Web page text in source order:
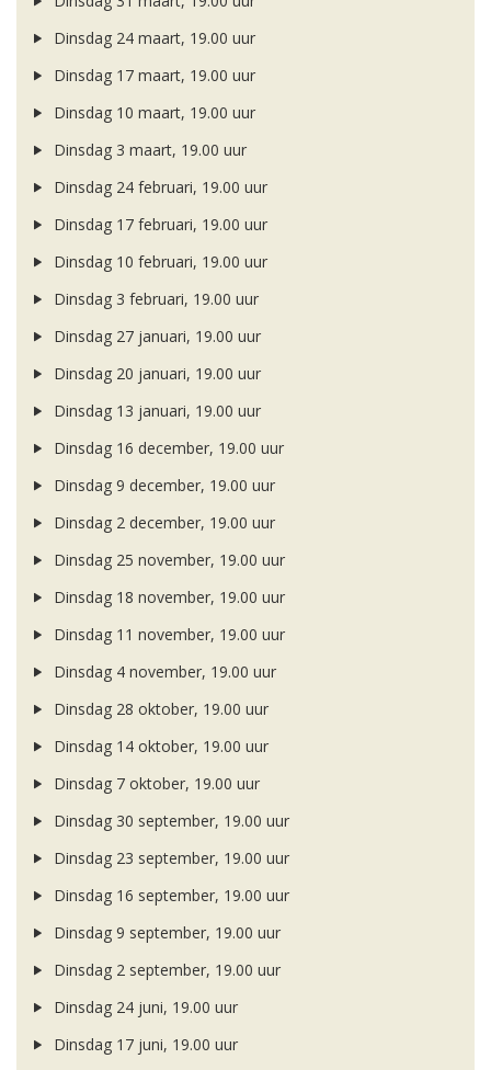
Dinsdag 24 maart, 19.00 uur
Dinsdag 17 maart, 19.00 uur
Dinsdag 10 maart, 19.00 uur
Dinsdag 3 maart, 19.00 uur
Dinsdag 24 februari, 19.00 uur
Dinsdag 17 februari, 19.00 uur
Dinsdag 10 februari, 19.00 uur
Dinsdag 3 februari, 19.00 uur
Dinsdag 27 januari, 19.00 uur
Dinsdag 20 januari, 19.00 uur
Dinsdag 13 januari, 19.00 uur
Dinsdag 16 december, 19.00 uur
Dinsdag 9 december, 19.00 uur
Dinsdag 2 december, 19.00 uur
Dinsdag 25 november, 19.00 uur
Dinsdag 18 november, 19.00 uur
Dinsdag 11 november, 19.00 uur
Dinsdag 4 november, 19.00 uur
Dinsdag 28 oktober, 19.00 uur
Dinsdag 14 oktober, 19.00 uur
Dinsdag 7 oktober, 19.00 uur
Dinsdag 30 september, 19.00 uur
Dinsdag 23 september, 19.00 uur
Dinsdag 16 september, 19.00 uur
Dinsdag 9 september, 19.00 uur
Dinsdag 2 september, 19.00 uur
Dinsdag 24 juni, 19.00 uur
Dinsdag 17 juni, 19.00 uur